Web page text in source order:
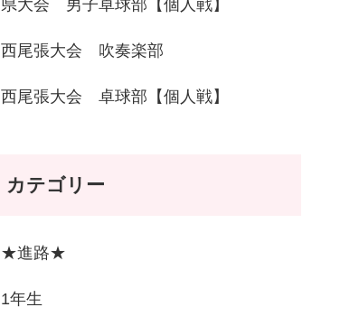
県大会 男子卓球部【個人戦】
西尾張大会 吹奏楽部
西尾張大会 卓球部【個人戦】
カテゴリー
★進路★
1年生